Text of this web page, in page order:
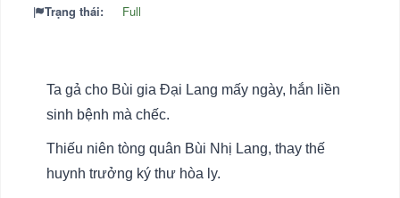
Trạng thái: Full
Ta gả cho Bùi gia Đại Lang mấy ngày, hắn liền
sinh bệnh mà chếc.
Thiếu niên tòng quân Bùi Nhị Lang, thay thế
huynh trưởng ký thư hòa ly.